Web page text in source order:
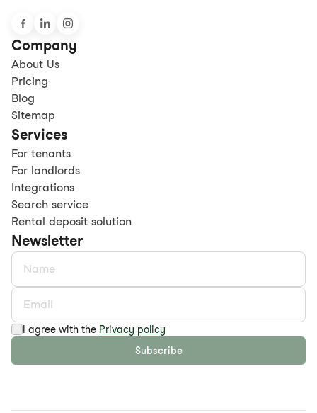
Company
About Us
Pricing
Blog
Sitemap
Services
For tenants
For landlords
Integrations
Search service
Rental deposit solution
Newsletter
I agree with the Privacy policy
Subscribe